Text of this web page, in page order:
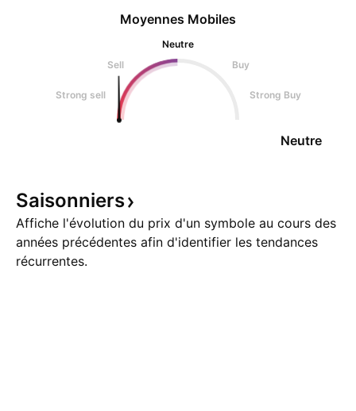
Moyennes Mobiles
Neutre
Sell
Buy
Strong sell Strong Buy
Neutre
Saisonniers
Affiche l'évolution du prix d'un symbole au cours des
années précédentes afin d'identifier les tendances
récurrentes.